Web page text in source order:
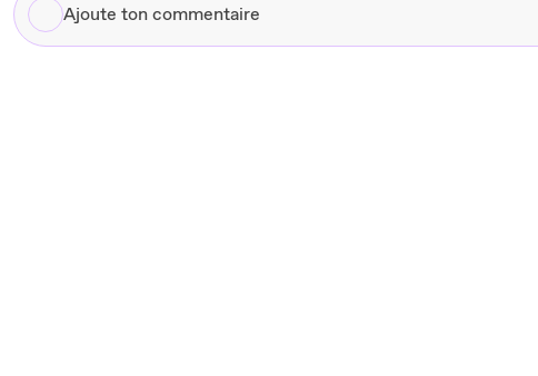
Ajoute
ton